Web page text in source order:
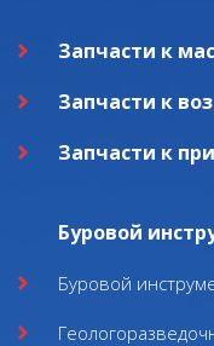
Запчасти к
Запчасти к
Запчасти к
Буровой
Буровой